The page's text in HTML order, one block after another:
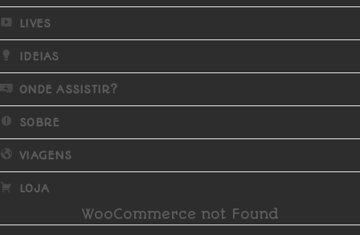
LIVES
IDEIAS
ONDE ASSISTIR?
SOBRE
VIAGENS
LOJA
WooCommerce not Found